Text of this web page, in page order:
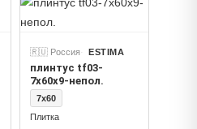
🇷🇺 Россия ESTIMA
плинтус tf03-
7x60x9-непол.
7x60
Плитка